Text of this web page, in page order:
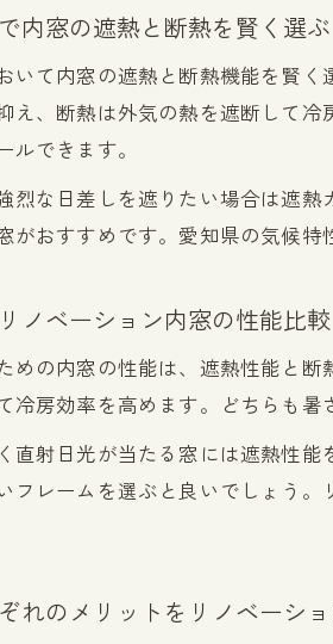
内窓の遮熱と断熱を賢く選ぶ
いて内窓の遮熱と断熱機能を賢
え、断熱は外気の熱を遮断して
ルできます。
烈な日差しを遮りたい場合は遮
がおすすめです。愛知県の気候
ノベーション内窓の性能比較
めの内窓の性能は、遮熱性能と
冷房効率を高めます。どちらも
直射日光が当たる窓には遮熱性
フレームを選ぶと良いでしょう
れのメリットをリノベーシ